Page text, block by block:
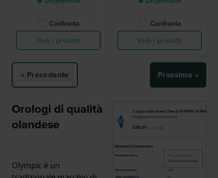
Confronta
Vedi i prodotti
Confronta
Vedi i prodotti
« Precedente Prossimo »
Orologi di qualità
olandese
Olympic è un